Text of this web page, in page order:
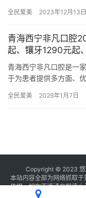
到院路…
全民爱美 2023年12月13日
青海西宁非凡口腔
起、镶牙1290元起
青海西宁非凡口腔是一
于为患者提供多方面、
一、医…
全民爱美 2026年1月7日
Copyright © 2023 悠
本站内容全部为网络抓取
依据，如有不适请立即停